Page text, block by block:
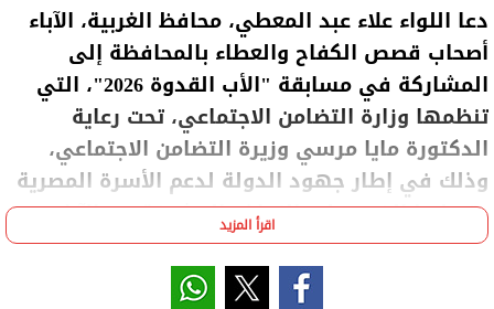
دعا اللواء علاء عبد المعطي، محافظ الغربية، الآباء
أصحاب قصص الكفاح والعطاء بالمحافظة إلى
المشاركة في مسابقة "الأب القدوة 2026"، التي
تنظمها وزارة التضامن الاجتماعي، تحت رعاية
الدكتورة مايا مرسي وزيرة التضامن الاجتماعي،
وذلك في إطار جهود الدولة لدعم الأسرة المصرية
وتسليط الضوء على النماذج المشرفة من الآباء.
وأكد محافظ الغربية أن المسابقة تمثل رسالة تقدير لكل
أب قدم نموذجًا حقيقيًا في تحمل المسئولية وتربية
اقرأ المزيد